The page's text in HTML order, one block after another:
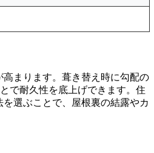
まります。葺き替え時に勾配の
で耐久性を底上げできます。住
選ぶことで、屋根裏の結露やカ